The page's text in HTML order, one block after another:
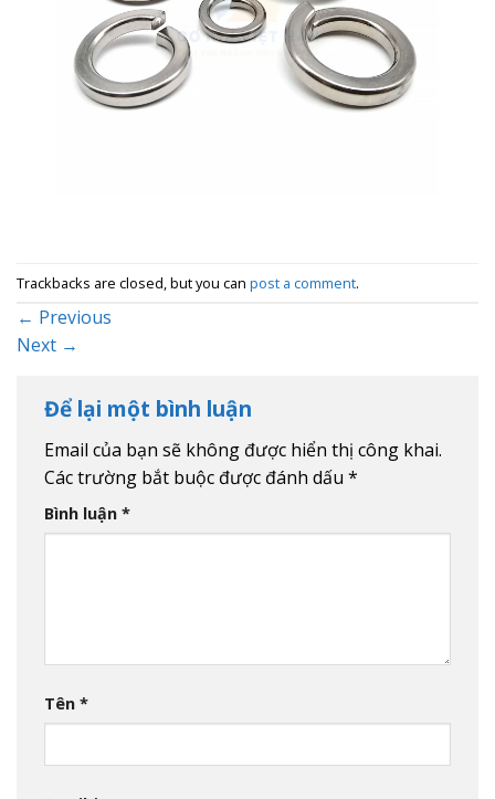
Trackbacks are closed, but you can post a comment.
← Previous
Next →
Để lại một bình luận
Email của bạn sẽ không được hiển thị công khai.
Các trường bắt buộc được đánh dấu *
Bình luận *
Tên *